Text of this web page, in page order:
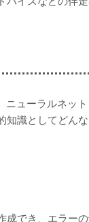
ューラルネッ
識としてどん
でき、エラー